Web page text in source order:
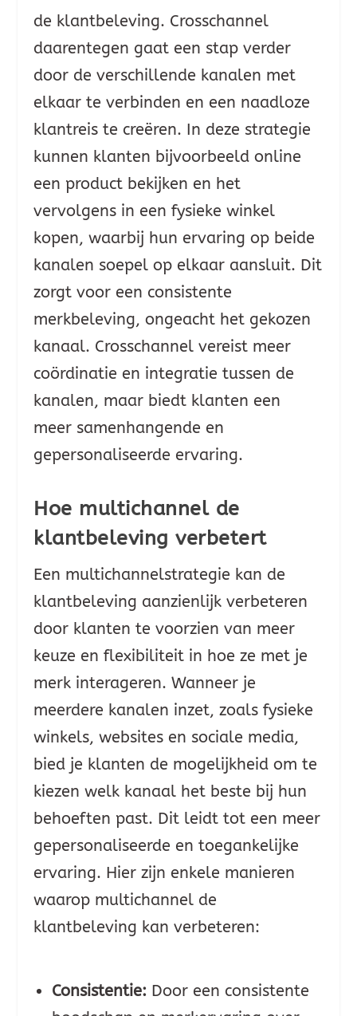
de klantbeleving. Crosschannel
daarentegen gaat een stap verder
door de verschillende kanalen met
elkaar te verbinden en een naadloze
klantreis te creëren. In deze strategie
kunnen klanten bijvoorbeeld online
een product bekijken en het
vervolgens in een fysieke winkel
kopen, waarbij hun ervaring op beide
kanalen soepel op elkaar aansluit. Dit
zorgt voor een consistente
merkbeleving, ongeacht het gekozen
kanaal. Crosschannel vereist meer
coördinatie en integratie tussen de
kanalen, maar biedt klanten een
meer samenhangende en
gepersonaliseerde ervaring.
Hoe multichannel de
klantbeleving verbetert
Een multichannelstrategie kan de
klantbeleving aanzienlijk verbeteren
door klanten te voorzien van meer
keuze en flexibiliteit in hoe ze met je
merk interageren. Wanneer je
meerdere kanalen inzet, zoals fysieke
winkels, websites en sociale media,
bied je klanten de mogelijkheid om te
kiezen welk kanaal het beste bij hun
behoeften past. Dit leidt tot een meer
gepersonaliseerde en toegankelijke
ervaring. Hier zijn enkele manieren
waarop multichannel de
klantbeleving kan verbeteren:
Consistentie: Door een consistente